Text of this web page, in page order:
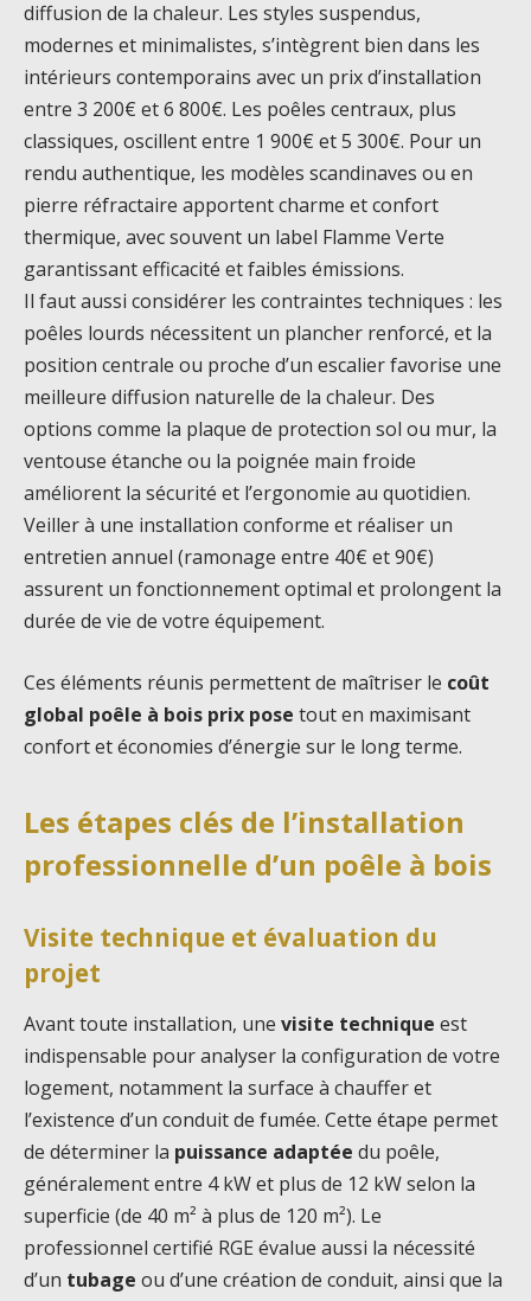
diffusion de la chaleur. Les styles suspendus,
modernes et minimalistes, s’intègrent bien dans les
intérieurs contemporains avec un prix d’installation
entre 3 200€ et 6 800€. Les poêles centraux, plus
classiques, oscillent entre 1 900€ et 5 300€. Pour un
rendu authentique, les modèles scandinaves ou en
pierre réfractaire apportent charme et confort
thermique, avec souvent un label Flamme Verte
garantissant efficacité et faibles émissions.
Il faut aussi considérer les contraintes techniques : les
poêles lourds nécessitent un plancher renforcé, et la
position centrale ou proche d’un escalier favorise une
meilleure diffusion naturelle de la chaleur. Des
options comme la plaque de protection sol ou mur, la
ventouse étanche ou la poignée main froide
améliorent la sécurité et l’ergonomie au quotidien.
Veiller à une installation conforme et réaliser un
entretien annuel (ramonage entre 40€ et 90€)
assurent un fonctionnement optimal et prolongent la
durée de vie de votre équipement.
Ces éléments réunis permettent de maîtriser le coût
global poêle à bois prix pose tout en maximisant
confort et économies d’énergie sur le long terme.
Les étapes clés de l’installation
professionnelle d’un poêle à bois
Visite technique et évaluation du
projet
Avant toute installation, une visite technique est
indispensable pour analyser la configuration de votre
logement, notamment la surface à chauffer et
l’existence d’un conduit de fumée. Cette étape permet
de déterminer la puissance adaptée du poêle,
généralement entre 4 kW et plus de 12 kW selon la
superficie (de 40 m² à plus de 120 m²). Le
professionnel certifié RGE évalue aussi la nécessité
d’un tubage ou d’une création de conduit, ainsi que la